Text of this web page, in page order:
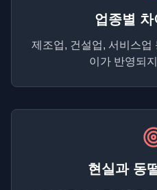
업종별
제조업, 건설업, 서비스업
이가 반영되
현실과 동